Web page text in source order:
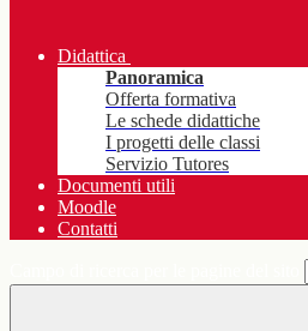
Didattica
Panoramica
Offerta formativa
Le schede didattiche
I progetti delle classi
Servizio Tutores
Documenti utili
Moodle
Contatti